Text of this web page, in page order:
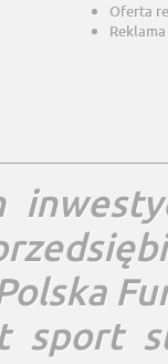
Oferta
sport